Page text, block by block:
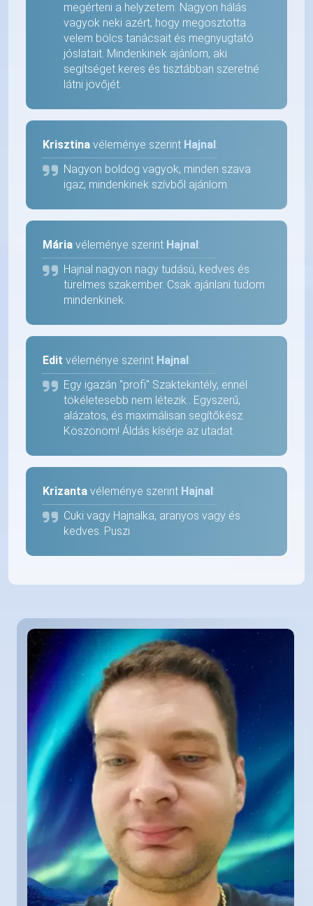
megérteni a helyzetem. Nagyon hálás
vagyok neki azért, hogy megosztotta
velem bölcs tanácsait és megnyugtató
jóslatait. Mindenkinek ajánlom, aki
segítséget keres és tisztábban szeretné
látni jövőjét.
Krisztina véleménye szerint Hajnal:
Nagyon boldog vagyok, minden szava
igaz, mindenkinek szívből ajánlom.
Mária véleménye szerint Hajnal:
Hajnal nagyon nagy tudású, kedves és
türelmes szakember. Csak ajánlani tudom
mindenkinek.
Edit véleménye szerint Hajnal:
Egy igazán "profi" Szaktekintély, ennél
tökéletesebb nem létezik.. Egyszerű,
alázatos, és maximálisan segítőkész.
Köszönöm! Áldás kísérje az utadat.
Krizanta véleménye szerint Hajnal:
Cuki vagy Hajnalka, aranyos vagy és
kedves. Puszi